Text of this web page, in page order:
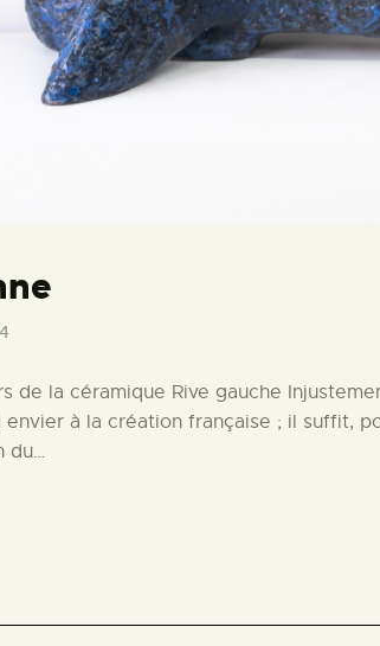
de la céramique Rive gauche
envier à la création française ; il suffit,
du…